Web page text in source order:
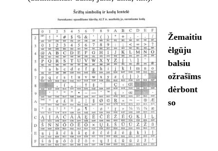
Žemaitiu
ėlgūju
balsiu
ožrašīms
dėrbont
so